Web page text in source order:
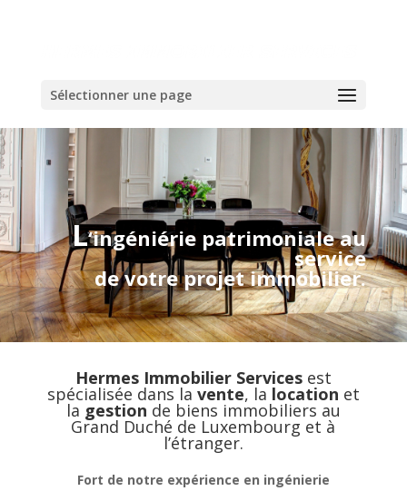
Sélectionner une page
L‘ingéniérie patrimoniale au
service
de votre projet immobilier.
Hermes Immobilier Servicesest
spécialisée dans la vente, la location et
la gestion de biens immobiliers au
Grand Duché de Luxembourg et à
l’étranger.
Fort de notre expérience en ingénierie